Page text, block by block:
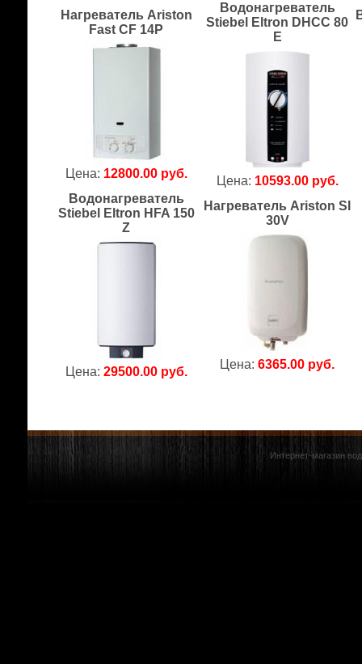
Нагреватель Ariston
Fast CF 14P
Цена: 12800.00 руб.
Водонагреватель
Stiebel Eltron DHCC 80
E
Цена: 10593.00 руб.
Водонагреватель
Stiebel Eltron HFA 150
Z
Цена: 29500.00 руб.
Нагреватель Ariston SI
30V
Цена:6365.00 руб.
Интернет-магазин